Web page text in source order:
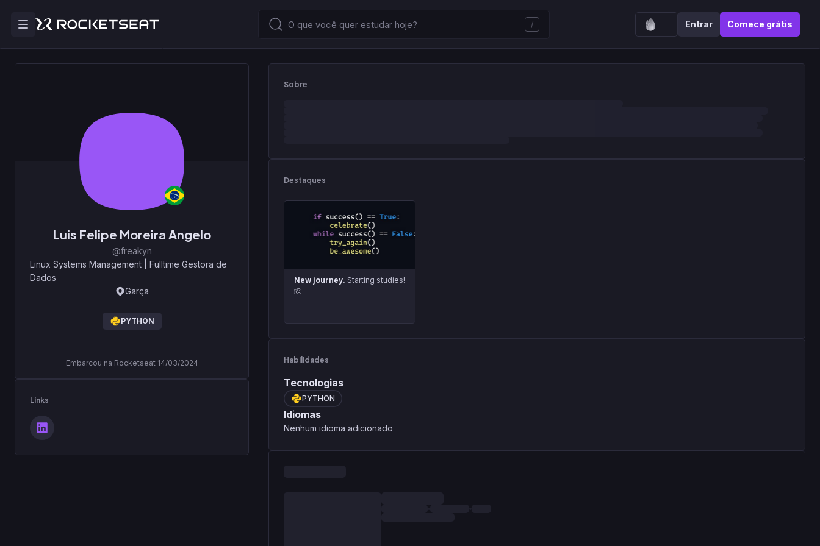
/ Entrar Comece grátis
Luis Felipe Moreira Angelo
@freakyn
Linux Systems Management
Fulltime Gestora de
Dados
Garça
PYTHON
Embarcou na Rocketseat 14/03/2024
Links
Sobre
Destaques
New journey. Starting studies!
🫡
Habilidades
Tecnologias
PYTHON
Idiomas
Nenhum idioma adicionado